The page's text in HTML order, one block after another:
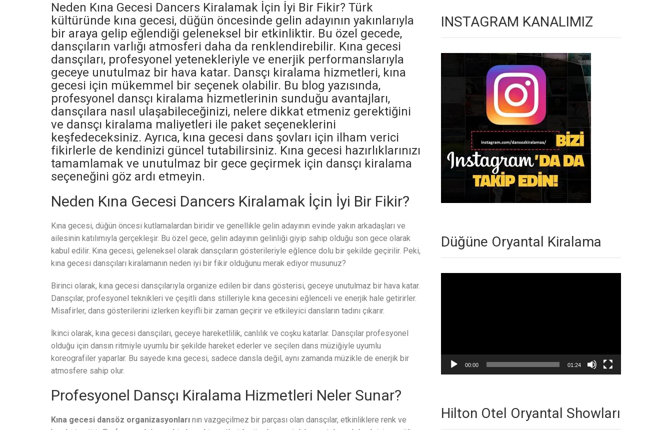
Neden Kına Gecesi Dancers Kiralamak İçin İyi Bir Fikir? Türk
kültüründe kına gecesi, düğün öncesinde gelin adayının yakınlarıyla
bir araya gelip eğlendiği geleneksel bir etkinliktir. Bu özel gecede,
dansçıların varlığı atmosferi daha da renklendirebilir. Kına gecesi
dansçıları, profesyonel yetenekleriyle ve enerjik performanslarıyla
geceye unutulmaz bir hava katar. Dansçı kiralama hizmetleri, kına
gecesi için mükemmel bir seçenek olabilir. Bu blog yazısında,
profesyonel dansçı kiralama hizmetlerinin sunduğu avantajları,
dansçılara nasıl ulaşabileceğinizi, nelere dikkat etmeniz gerektiğini
ve dansçı kiralama maliyetleri ile paket seçeneklerini
keşfedeceksiniz. Ayrıca, kına gecesi dans şovları için ilham verici
fikirlerle de kendinizi güncel tutabilirsiniz. Kına gecesi hazırlıklarınızı
tamamlamak ve unutulmaz bir gece geçirmek için dansçı kiralama
seçeneğini göz ardı etmeyin.
Neden Kına Gecesi Dancers Kiralamak İçin İyi Bir Fikir?
Kına gecesi, düğün öncesi kutlamalardan biridir ve genellikle gelin adayının evinde yakın arkadaşları ve
ailesinin katılımıyla gerçekleşir. Bu özel gece, gelin adayının gelinliği giyip sahip olduğu son gece olarak
kabul edilir. Kına gecesi, geleneksel olarak dansçıların gösterileriyle eğlence dolu bir şekilde geçirilir. Peki,
kına gecesi dansçıları kiralamanın neden iyi bir fikir olduğunu merak ediyor musunuz?
Birinci olarak, kına gecesi dansçılarıyla organize edilen bir dans gösterisi, geceye unutulmaz bir hava katar.
Dansçılar, profesyonel teknikleri ve çeşitli dans stilleriyle kına gecesini eğlenceli ve enerjik hale getirirler.
Misafirler, dans gösterilerini izlerken keyifli bir zaman geçirir ve etkileyici dansların tadını çıkarır.
İkinci olarak, kına gecesi dansçıları, geceye hareketlilik, canlılık ve coşku katarlar. Dansçılar profesyonel
olduğu için dansın ritmiyle uyumlu bir şekilde hareket ederler ve seçilen dans müziğiyle uyumlu
koreografiler yaparlar. Bu sayede kına gecesi, sadece dansla değil, aynı zamanda müzikle de enerjik bir
atmosfere sahip olur.
Profesyonel Dansçı Kiralama Hizmetleri Neler Sunar?
Kına gecesi dansöz organizasyonları nın vazgeçilmez bir parçası olan dansçılar, etkinliklere renk ve
INSTAGRAM KANALIMIZ
Düğüne Oryantal Kiralama
00:00 01:24
Hilton Otel Oryantal Showları